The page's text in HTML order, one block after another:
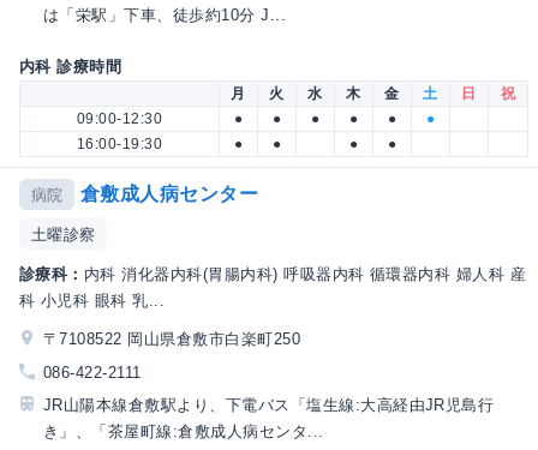
は「栄駅」下車、徒歩約10分 J...
内科 診療時間
月 火 水 木 金 土 日
祝
09:00-12:30
● ● ● ● ●
●
16:00-19:30
● ● ● ●
病院 倉敷成人病センター
土曜診察
診療科： 内科 消化器内科(胃腸内科) 呼吸器内科 循環器内科 婦人科 産
科 小児科 眼科 乳...
〒7108522 岡山県倉敷市白楽町250
086-422-2111
JR山陽本線倉敷駅より、下電バス「塩生線:大高経由JR児島行
き」、「茶屋町線:倉敷成人病センタ...